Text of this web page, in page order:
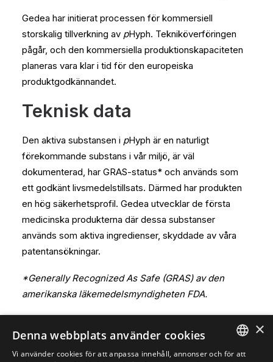
Gedea har initierat processen för kommersiell
storskalig tillverkning av pHyph. Tekniköverföringen
pågår, och den kommersiella produktionskapaciteten
planeras vara klar i tid för den europeiska
produktgodkännandet.
Teknisk data
Den aktiva substansen i pHyph är en naturligt
förekommande substans i vår miljö, är väl
dokumenterad, har GRAS-status* och används som
ett godkänt livsmedelstillsats. Därmed har produkten
en hög säkerhetsprofil. Gedea utvecklar de första
medicinska produkterna där dessa substanser
används som aktiva ingredienser, skyddade av våra
patentansökningar.
*Generally Recognized As Safe (GRAS) av den
amerikanska läkemedelsmyndigheten FDA.
×
Denna webbplats använder cookies
Vi använder cookies för att anpassa innehåll, annonser och för att